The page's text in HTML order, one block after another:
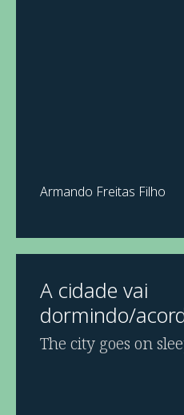
Armando Freitas Filho
A cidade vai
dormindo/
The city goes on